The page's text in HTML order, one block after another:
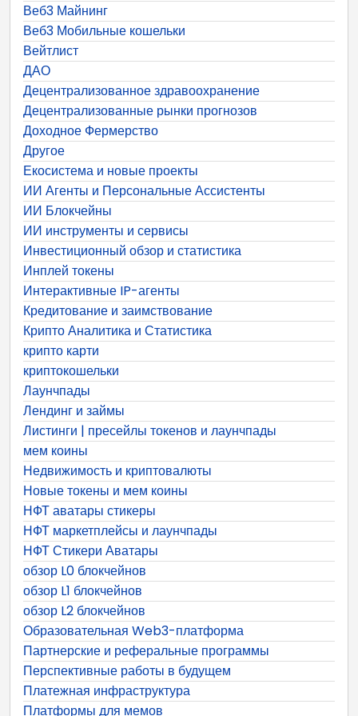
Веб3 Майнинг
Веб3 Мобильные кошельки
Вейтлист
ДАО
Децентрализованное здравоохранение
Децентрализованные рынки прогнозов
Доходное Фермерство
Другое
Екосистема и новые проекты
ИИ Агенты и Персональные Ассистенты
ИИ Блокчейны
ИИ инструменты и сервисы
Инвестиционный обзор и статистика
Инплей токены
Интерактивные IP-агенты
Кредитование и заимствование
Крипто Аналитика и Статистика
крипто карти
криптокошельки
Лаунчпады
Лендинг и займы
Листинги | пресейлы токенов и лаунчпады
мем коины
Недвижимость и криптовалюты
Новые токены и мем коины
НФТ аватары стикеры
НФТ маркетплейсы и лаунчпады
НФТ Стикери Аватары
обзор L0 блокчейнов
обзор L1 блокчейнов
обзор L2 блокчейнов
Образовательная Web3-платформа
Партнерские и реферальные программы
Перспективные работы в будущем
Платежная инфраструктура
Платформы для мемов